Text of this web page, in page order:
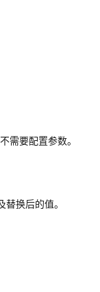
需要配置参数。
换后的值。